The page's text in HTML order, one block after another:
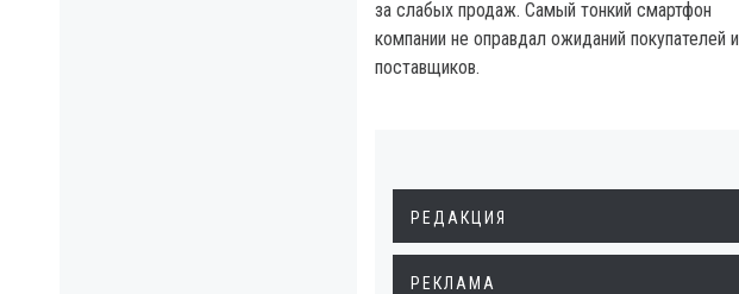
за слабых продаж. Самый тонкий смартфон
компании не оправдал ожиданий покупателей и
поставщиков.
РЕДАКЦИЯ
РЕКЛАМА